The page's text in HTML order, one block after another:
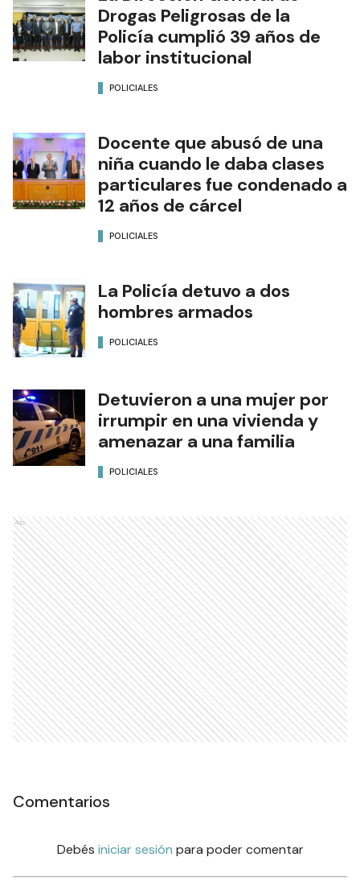
Drogas Peligrosas de la
Policía cumplió 39 años de
labor institucional
POLICIALES
Docente que abusó de una
niña cuando le daba clases
particulares fue condenado a
12 años de cárcel
POLICIALES
La Policía detuvo a dos
hombres armados
POLICIALES
Detuvieron a una mujer por
irrumpir en una vivienda y
amenazar a una familia
POLICIALES
Ads
Comentarios
Debés iniciar sesión para poder comentar